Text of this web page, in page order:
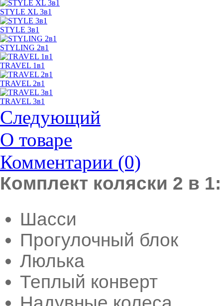
STYLE XL 3в1
STYLE 3в1
STYLING 2в1
TRAVEL 1в1
TRAVEL 2в1
TRAVEL 3в1
Следующий
О товаре
Комментарии (0)
Комплект коляски 2 в 1:
Шасси
Прогулочный блок
Люлька
Теплый конверт